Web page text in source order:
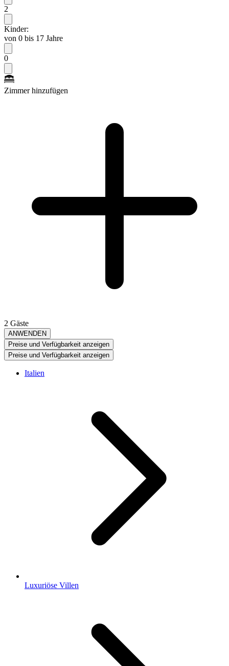
2
Kinder:
von 0 bis 17 Jahre
0
Zimmer hinzufügen
2 Gäste
ANWENDEN
Preise und Verfügbarkeit anzeigen
Preise und Verfügbarkeit anzeigen
Italien
Luxuriöse Villen